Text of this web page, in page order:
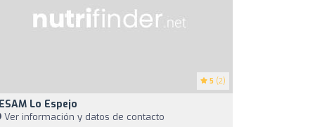
5 (2)
Lo Espejo
Ver información y datos de contacto